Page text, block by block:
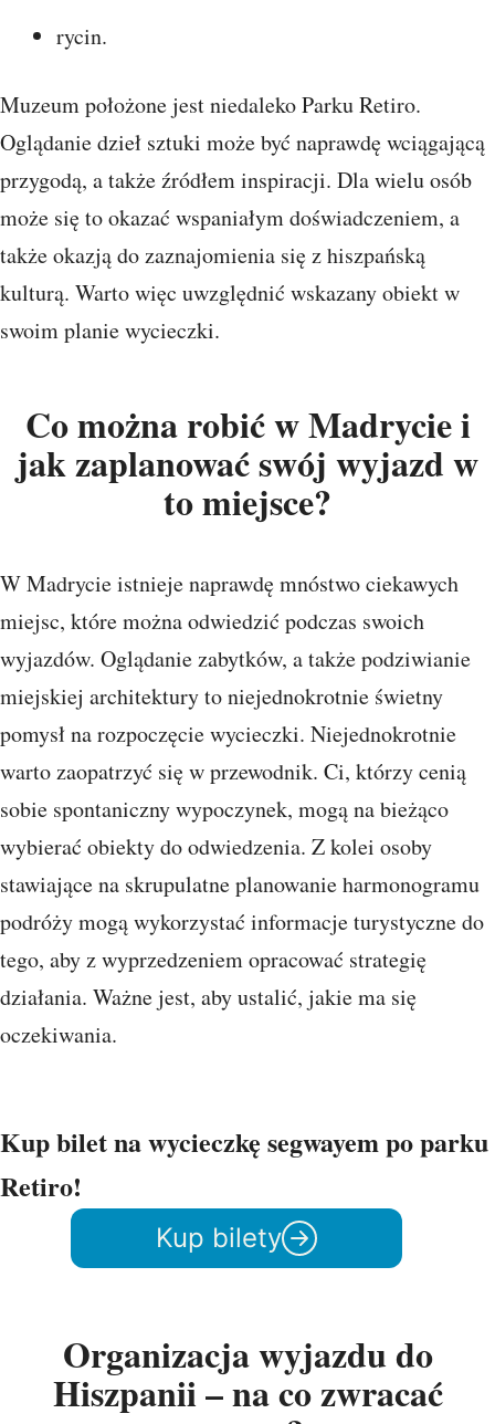
rycin.
Muzeum położone jest niedaleko Parku Retiro.
Oglądanie dzieł sztuki może być naprawdę wciągającą
przygodą, a także źródłem inspiracji. Dla wielu osób
może się to okazać wspaniałym doświadczeniem, a
także okazją do zaznajomienia się z hiszpańską
kulturą. Warto więc uwzględnić wskazany obiekt w
swoim planie wycieczki.
Co można robić w Madrycie i
jak zaplanować swój wyjazd w
to miejsce?
W Madrycie istnieje naprawdę mnóstwo ciekawych
miejsc, które można odwiedzić podczas swoich
wyjazdów. Oglądanie zabytków, a także podziwianie
miejskiej architektury to niejednokrotnie świetny
pomysł na rozpoczęcie wycieczki. Niejednokrotnie
warto zaopatrzyć się w przewodnik. Ci, którzy cenią
sobie spontaniczny wypoczynek, mogą na bieżąco
wybierać obiekty do odwiedzenia. Z kolei osoby
stawiające na skrupulatne planowanie harmonogramu
podróży mogą wykorzystać informacje turystyczne do
tego, aby z wyprzedzeniem opracować strategię
działania. Ważne jest, aby ustalić, jakie ma się
oczekiwania.
Kup bilet na wycieczkę segwayem po parku
Retiro!
Kup bilety
Organizacja wyjazdu do
Hiszpanii – na co zwracać